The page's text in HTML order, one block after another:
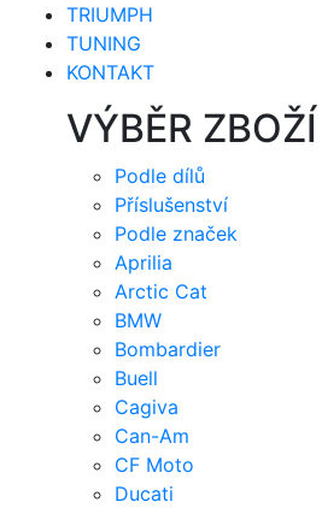
TRIUMPH
TUNING
KONTAKT
VÝBĚR ZBOŽÍ
Podle dílů
Příslušenství
Podle značek
Aprilia
Arctic Cat
BMW
Bombardier
Buell
Cagiva
Can-Am
CF Moto
Ducati